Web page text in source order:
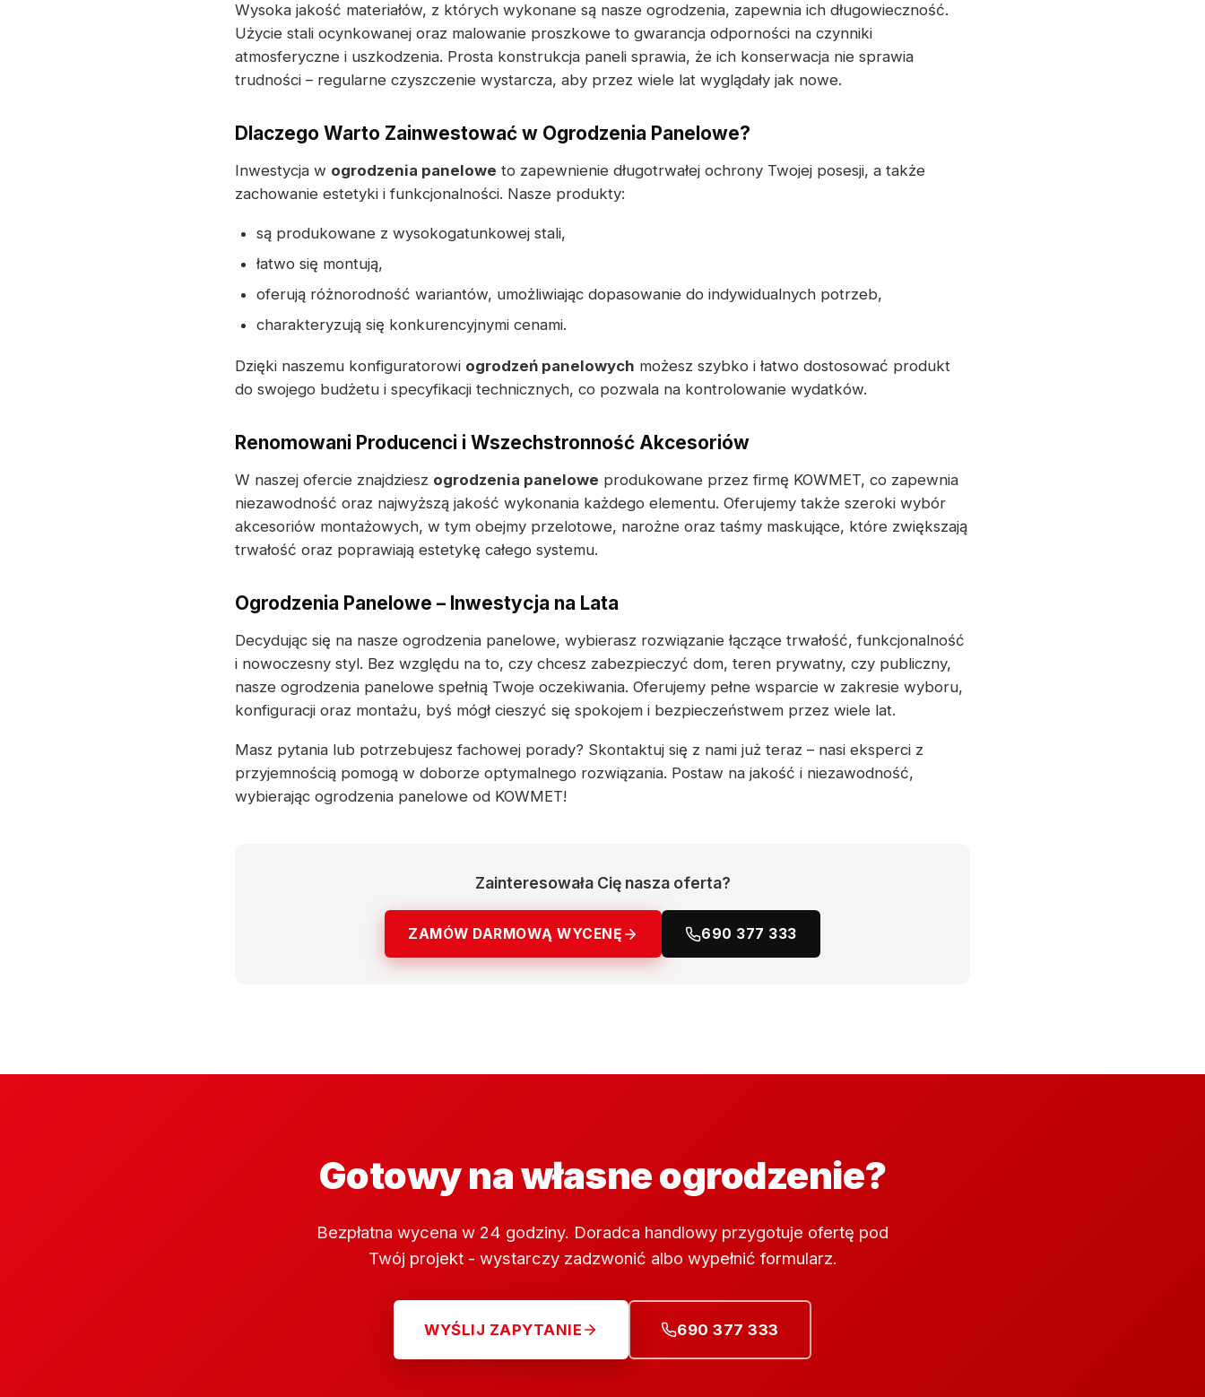
Wysoka jakość materiałów, z których wykonane są nasze ogrodzenia, zapewnia ich długowieczność.
Użycie stali ocynkowanej oraz malowanie proszkowe to gwarancja odporności na czynniki
atmosferyczne i uszkodzenia. Prosta konstrukcja paneli sprawia, że ich konserwacja nie sprawia
trudności – regularne czyszczenie wystarcza, aby przez wiele lat wyglądały jak nowe.
Dlaczego Warto Zainwestować w Ogrodzenia Panelowe?
Inwestycja w ogrodzenia panelowe to zapewnienie długotrwałej ochrony Twojej posesji, a także
zachowanie estetyki i funkcjonalności. Nasze produkty:
są produkowane z wysokogatunkowej stali,
łatwo się montują,
oferują różnorodność wariantów, umożliwiając dopasowanie do indywidualnych potrzeb,
charakteryzują się konkurencyjnymi cenami.
Dzięki naszemu konfiguratorowi ogrodzeń panelowych możesz szybko i łatwo dostosować produkt
do swojego budżetu i specyfikacji technicznych, co pozwala na kontrolowanie wydatków.
Renomowani Producenci i Wszechstronność Akcesoriów
W naszej ofercie znajdziesz ogrodzenia panelowe produkowane przez firmę KOWMET, co zapewnia
niezawodność oraz najwyższą jakość wykonania każdego elementu. Oferujemy także szeroki wybór
akcesoriów montażowych, w tym obejmy przelotowe, narożne oraz taśmy maskujące, które zwiększają
trwałość oraz poprawiają estetykę całego systemu.
Ogrodzenia Panelowe – Inwestycja na Lata
Decydując się na nasze ogrodzenia panelowe, wybierasz rozwiązanie łączące trwałość, funkcjonalność
i nowoczesny styl. Bez względu na to, czy chcesz zabezpieczyć dom, teren prywatny, czy publiczny,
nasze ogrodzenia panelowe spełnią Twoje oczekiwania. Oferujemy pełne wsparcie w zakresie wyboru,
konfiguracji oraz montażu, byś mógł cieszyć się spokojem i bezpieczeństwem przez wiele lat.
Masz pytania lub potrzebujesz fachowej porady? Skontaktuj się z nami już teraz – nasi eksperci z
przyjemnością pomogą w doborze optymalnego rozwiązania. Postaw na jakość i niezawodność,
wybierając ogrodzenia panelowe od KOWMET!
Zainteresowała Cię nasza oferta?
ZAMÓW DARMOWĄ WYCENĘ 690 377 333
Gotowy na własne ogrodzenie?
Bezpłatna wycena w 24 godziny. Doradca handlowy przygotuje ofertę pod
Twój projekt - wystarczy zadzwonić albo wypełnić formularz.
WYŚLIJ ZAPYTANIE 690 377 333